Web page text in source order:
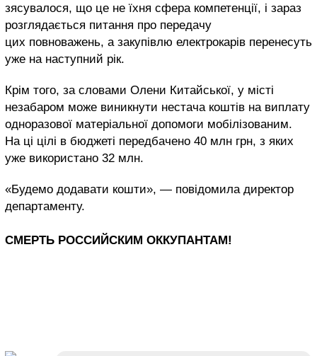
зясувалося, що це не їхня сфера компетенції, і зараз
розглядається питання про передачу
цих повноважень, а закупівлю електрокарів перенесуть
уже на наступний рік.
Крім того, за словами Олени Китайської, у місті
незабаром може виникнути нестача коштів на виплату
одноразової матеріальної допомоги мобілізованим.
На ці цілі в бюджеті передбачено 40 млн грн, з яких
уже використано 32 млн.
«Будемо додавати кошти», — повідомила директор
департаменту.
СМЕРТЬ РОССИЙСКИМ ОККУПАНТАМ!